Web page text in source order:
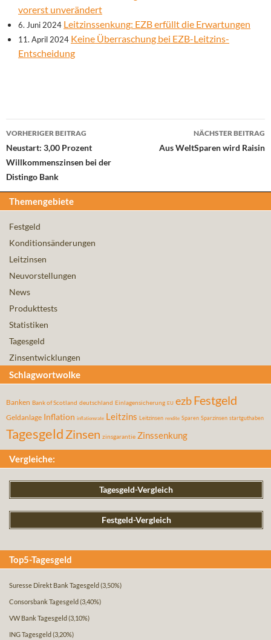
vorerst unverändert
6. Juni 2024 Leitzinssenkung: EZB erfüllt die Erwartungen
11. April 2024 Keine Überraschung bei EZB-Leitzins-
Entscheidung
Beitrags-
Navigation
VORHERIGER BEITRAG
Neustart: 3,00 Prozent
Willkommenszinsen bei der
Distingo Bank
NÄCHSTER BEITRAG
Aus WeltSparen wird Raisin
Themengebiete
Festgeld
Konditionsänderungen
Leitzinsen
Neuvorstellungen
News
Produkttests
Statistiken
Tagesgeld
Zinsentwicklungen
Schlagwortwolke
Banken Bank of Scotland deutschland Einlagensicherung EU ezbFestgeld
Geldanlage Inflation inflationsrate Leitzins Leitzinsen rendite Sparen Sparzinsen startguthaben
Tagesgeld Zinsen zinsgarantie Zinssenkung
Vergleiche:
Tagesgeld-Vergleich
Festgeld-Vergleich
Top5-Tagesgeld
Suresse Direkt Bank Tagesgeld (3,50%)
Consorsbank Tagesgeld (3,40%)
VW Bank Tagesgeld (3,10%)
ING Tagesgeld (3,20%)